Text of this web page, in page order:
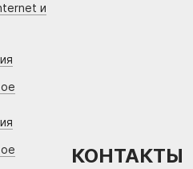
и
КОНТАКТЫ